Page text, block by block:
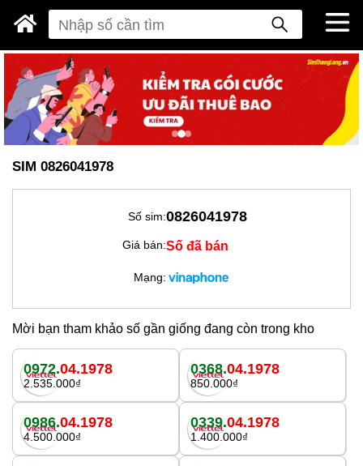
SIM 0826041978
Số sim:0826041978
Giá bán:Số đã bán
Mạng:
Mời bạn tham khảo số gần giống đang còn trong kho
0972.04.1978
2.535.000₫
0368.04.1978
850.000₫
0986.04.1978
4.500.000₫
0339.04.1978
1.400.000₫